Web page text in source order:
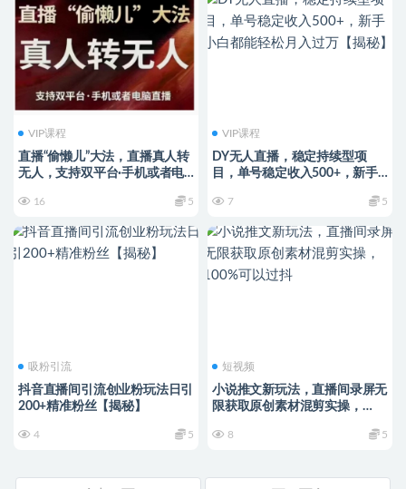
VIP课程
直播“偷懒儿”大法，直播真人转
无人，支持双平台·手机或者电
16 5
VIP课程
DY无人直播，稳定持续型项
目，单号稳定收入500+，新手
7 5
吸粉引流
抖音直播间引流创业粉玩法日引
200+精准粉丝【揭秘】
4 5
短视频
小说推文新玩法，直播间录屏无
限获取原创素材混剪实操，
8 5